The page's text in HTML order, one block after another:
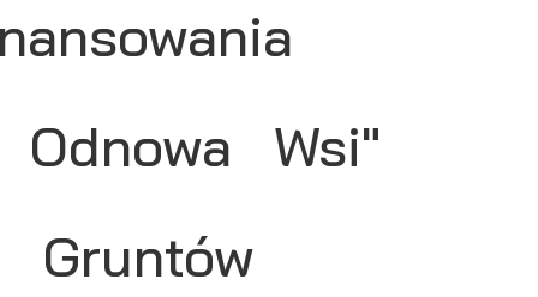
Wsi"